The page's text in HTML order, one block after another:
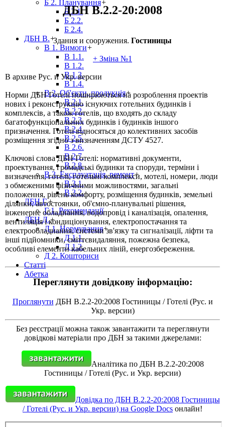
Б 2. Планування+
Б 2.1.
Б 2.2.
Б 2.4.
ДБН В.+
В 1. Вимоги+
В 1.1.
В 1.2.
В 1.3.
В 1.4.
В 2. Об'єкти, продукція+
В 2.1.
В 2.2.
В 2.3.
В 2.4.
В 2.5.
В 2.6.
В 2.7.
В 2.8.
В 3. Експлуатація, ремонт+
В 3.1.
В 3.2.
ДБН Г.+
Г 1. Рекомендації
ДБН Д.+
Д 1. Нормування+
Д 1.1.
Д 1.2.
Д 2. Кошториси
Статті
Абетка
ДБН В.2.2-20:2008
Здания и сооружения. Гостиницы
+ Зміна №1
В архиве Рус. и Укр. версии
Норми ДБН Готелі поширюються на розроблення проектів
нових і реконструкцію існуючих готельних будинків і
комплексів, а також готелів, що входять до складу
багатофункціональних будинків і будинків іншого
призначення. Готелі відносяться до колективних засобів
розміщення згідно з визначенням ДСТУ 4527.
Ключові слова ДБН Готелі: нормативні документи,
проектування, громадські будинки та споруди, терміни і
визначення, готелі, готельні комплекси, мотелі, номери, люди
з обмеженими фізичними можливостями, загальні
положення, рівень комфорту, розміщення будинків, земельні
ділянки, автостоянки, об'ємно-планувальні рішення,
інженерне обладнання, водопровід і каналізація, опалення,
вентиляція і кондиціонування, електропостачання та
електрообладнання, системи зв'язку та сигналізації, ліфти та
інші підйомники, сміттєвидаляння, пожежна безпека,
особливі елементи кабельних ліній, енергозбереження.
Переглянути довідкову інформацію:
Проглянути ДБН В.2.2-20:2008 Гостиницы / Готелі (Рус. и
Укр. версии)
Без реєстрації можна також завантажити та переглянути
довідкові матеріали про ДБН за такими джерелами:
Аналітика по ДБН В.2.2-20:2008
Гостиницы / Готелі (Рус. и Укр. версии)
Довідка по ДБН В.2.2-20:2008 Гостиницы
/ Готелі (Рус. и Укр. версии) на Google Docs онлайн!